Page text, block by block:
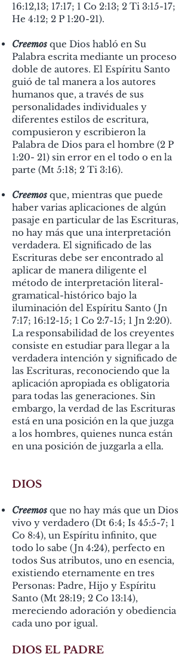
16:12,13; 17:17; 1 Co 2:13; 2 Ti 3:15-17;
He 4:12; 2 P 1:20-21).
Creemos que Dios habló en Su
Palabra escrita mediante un proceso
doble de autores. El Espíritu Santo
guió de tal manera a los autores
humanos que, a través de sus
personalidades individuales y
diferentes estilos de escritura,
compusieron y escribieron la
Palabra de Dios para el hombre (2 P
1:20- 21) sin error en el todo o en la
parte (Mt 5:18; 2 Ti 3:16).
Creemos que, mientras que puede
haber varias aplicaciones de algún
pasaje en particular de las Escrituras,
no hay más que una interpretación
verdadera. El significado de las
Escrituras debe ser encontrado al
aplicar de manera diligente el
método de interpretación literal-
gramatical-histórico bajo la
iluminación del Espíritu Santo (Jn
7:17; 16:12-15; 1 Co 2:7-15; 1 Jn 2:20).
La responsabilidad de los creyentes
consiste en estudiar para llegar a la
verdadera intención y significado de
las Escrituras, reconociendo que la
aplicación apropiada es obligatoria
para todas las generaciones. Sin
embargo, la verdad de las Escrituras
está en una posición en la que juzga
a los hombres, quienes nunca están
en una posición de juzgarla a ella.
DIOS
Creemos que no hay más que un Dios
vivo y verdadero (Dt 6:4; Is 45:5-7; 1
Co 8:4), un Espíritu infinito, que
todo lo sabe (Jn 4:24), perfecto en
todos Sus atributos, uno en esencia,
existiendo eternamente en tres
Personas: Padre, Hijo y Espíritu
Santo (Mt 28:19; 2 Co 13:14),
mereciendo adoración y obediencia
cada uno por igual.
DIOS EL PADRE